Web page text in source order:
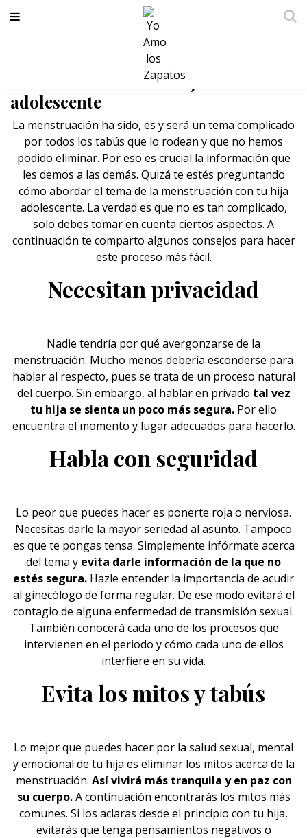
Cómo abordar el tema de la
menstruación con tu hija
adolescente
La menstruación ha sido, es y será un tema complicado
por todos los tabús que lo rodean y que no hemos
podido eliminar. Por eso es crucial la información que
les demos a las demás. Quizá te estés preguntando
cómo abordar el tema de la menstruación con tu hija
adolescente. La verdad es que no es tan complicado,
solo debes tomar en cuenta ciertos aspectos. A
continuación te comparto algunos consejos para hacer
este proceso más fácil.
Necesitan privacidad
Nadie tendría por qué avergonzarse de la
menstruación. Mucho menos debería esconderse para
hablar al respecto, pues se trata de un proceso natural
del cuerpo. Sin embargo, al hablar en privado tal vez
tu hija se sienta un poco más segura. Por ello
encuentra el momento y lugar adecuados para hacerlo.
Habla con seguridad
Lo peor que puedes hacer es ponerte roja o nerviosa.
Necesitas darle la mayor seriedad al asunto. Tampoco
es que te pongas tensa. Simplemente infórmate acerca
del tema y evita darle información de la que no
estés segura. Hazle entender la importancia de acudir
al ginecólogo de forma regular. De ese modo evitará el
contagio de alguna enfermedad de transmisión sexual.
También conocerá cada uno de los procesos que
intervienen en el periodo y cómo cada uno de ellos
interfiere en su vida.
Evita los mitos y tabús
Lo mejor que puedes hacer por la salud sexual, mental
y emocional de tu hija es eliminar los mitos acerca de la
menstruación. Así vivirá más tranquila y en paz con
su cuerpo.A continuación encontrarás los mitos más
comunes. Si los aclaras desde el principio con tu hija,
evitarás que tenga pensamientos negativos o